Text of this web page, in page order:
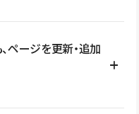
CMS利用数の上限、権限
す。詳しくは料金プランペ
ページを更新・追加